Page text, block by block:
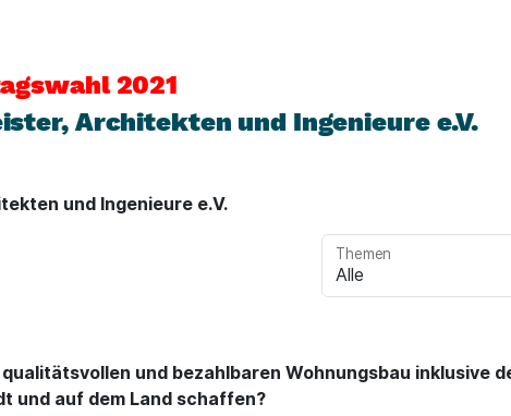
2021
Architekten und Ingenieure e.V.
und Ingenieure e.V.
Themen
und bezahlbaren Wohnungsbau inklusive
und auf dem Land schaffen?